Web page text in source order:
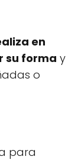
en
su forma y
o
para